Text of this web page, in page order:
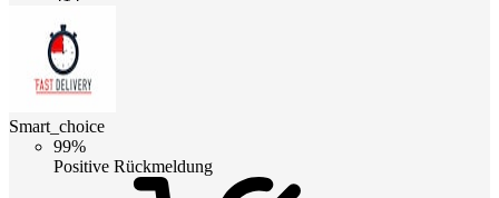
Smart_choice
99%
Positive Rückmeldung